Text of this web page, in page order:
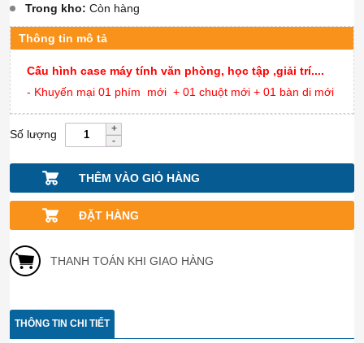
Trong kho: Còn hàng
Thông tin mô tả
Cấu hình case máy tính văn phòng, học tập ,giải trí....
- Khuyến mại 01 phím mới + 01 chuột mới + 01 bàn di mới
Số lượng
THÊM VÀO GIỎ HÀNG
ĐẶT HÀNG
THANH TOÁN KHI GIAO HÀNG
THÔNG TIN CHI TIẾT